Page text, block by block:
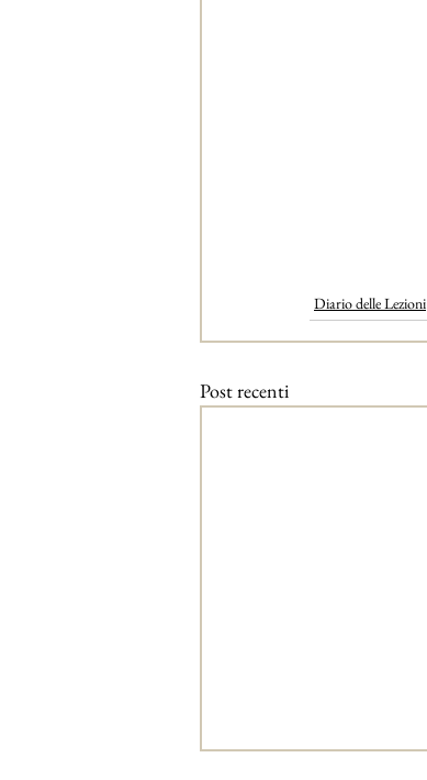
Diario delle Lezioni
Post recenti